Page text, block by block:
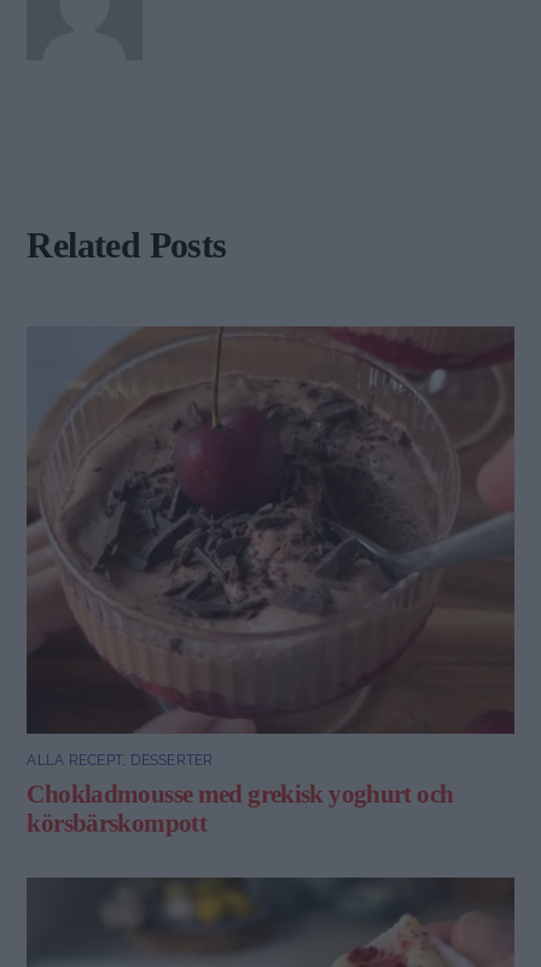
Related Posts
ALLA RECEPT, DESSERTER
Chokladmousse med grekisk yoghurt och
körsbärskompott